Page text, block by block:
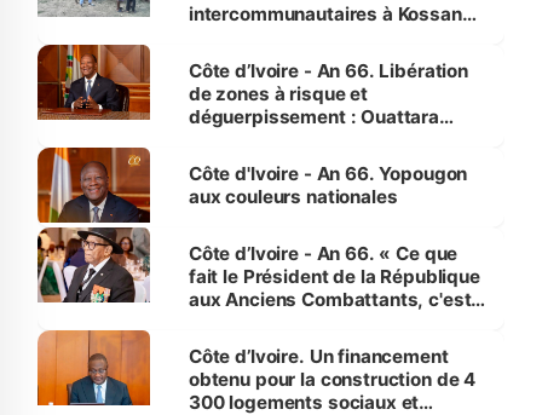
intercommunautaires à Kossandji
milieu des sinistrés
Côte d’Ivoire - An 66. Libération
de zones à risque et
déguerpissement : Ouattara
l'Etat de droit pour préserver les
vies humaines »
Côte d'Ivoire - An 66. Yopougon
aux couleurs nationales
Côte d’Ivoire - An 66. « Ce que
fait le Président de la République
aux Anciens Combattants, c'est
Côte d’Ivoire. Un financement
obtenu pour la construction de 4
300 logements sociaux et